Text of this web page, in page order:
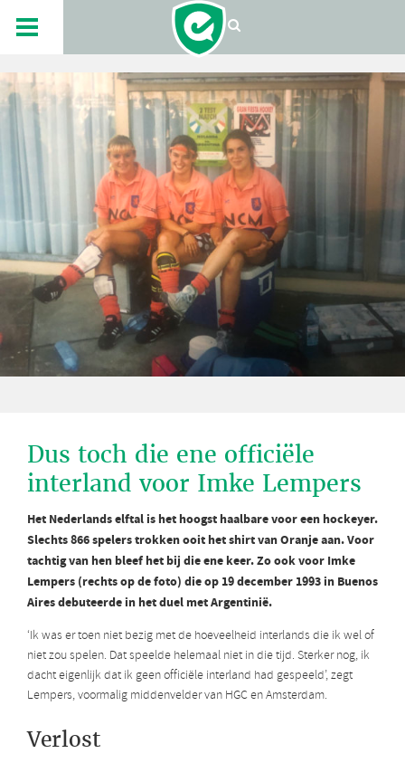
Dus toch die ene officiële
interland voor Imke Lempers
Het Nederlands elftal is het hoogst haalbare voor een hockeyer.
Slechts 866 spelers trokken ooit het shirt van Oranje aan. Voor
tachtig van hen bleef het bij die ene keer. Zo ook voor Imke
Lempers (rechts op de foto) die op 19 december 1993 in Buenos
Aires debuteerde in het duel met Argentinië.
‘Ik was er toen niet bezig met de hoeveelheid interlands die ik wel of
niet zou spelen. Dat speelde helemaal niet in die tijd. Sterker nog, ik
dacht eigenlijk dat ik geen officiële interland had gespeeld’, zegt
Lempers, voormalig middenvelder van HGC en Amsterdam.
Verlost